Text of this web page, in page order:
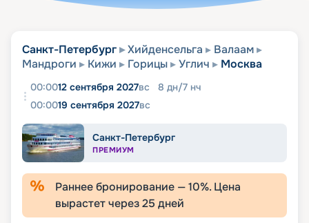
Санкт-Петербург Хийденсельга
Валаам
Мандроги
Кижи Горицы Углич Москва
00:0012 сентября 2027вс 8 дн/7 нч
00:0019 сентября 2027вс
Санкт-Петербург
ПРЕМИУМ
Раннее бронирование —10%. Цена
вырастет через25 дней